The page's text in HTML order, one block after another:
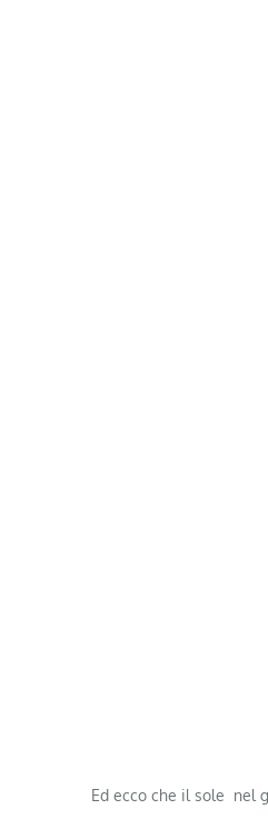
Ed ecco che il sole nel